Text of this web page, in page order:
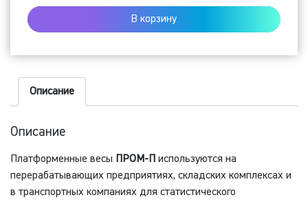
весы
ПРОМ-
В корзину
Описание
Описание
Платформенные весы ПРОМ-П используются на
перерабатывающих предприятиях, складских комплексах и
в транспортных компаниях для статистического